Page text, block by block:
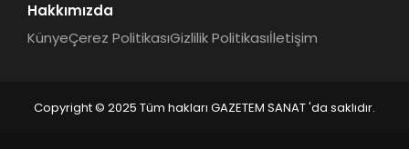
Hakkımızda
KünyeÇerez PolitikasıGizlilik Politikasıİletişim
Copyright © 2025 Tüm hakları GAZETEM SANAT 'da saklıdır.